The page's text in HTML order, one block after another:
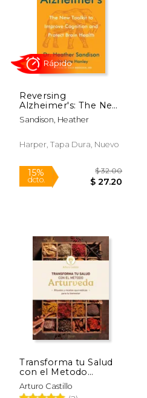
Reversing
Alzheimer's: The New
Toolkit to Improve
Cognition and
(en Inglés)
Sandison, Heather
Harper, Tapa Dura, Nuevo
15%
dcto. $ 27.20
Transforma tu Salud
con el Metodo
Arturveda
Arturo Castillo